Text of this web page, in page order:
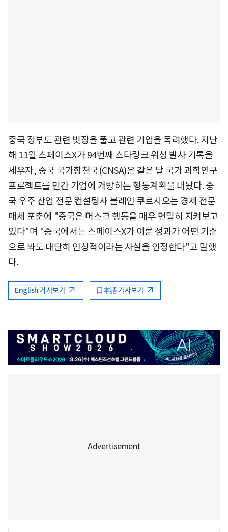
중국 정부도 관련 빗장을 풀고 관련 기업을 독려했다. 지난
해 11월 스페이스X가 94번째 스타링크 위성 발사 기록을
세우자, 중국 국가항천국(CNSA)은 같은 달 국가 과학연구
프로젝트를 민간 기업에 개방하는 행동계획을 내놨다. 중
국 우주 산업 전문 컨설팅사 블레인 쿠르시오는 경제 전문
매체 포춘에 "중국은 머스크 행동을 매우 면밀히 지켜보고
있다"며 "중국에서는 스페이스X가 이룬 성과가 어떤 기준
으로 봐도 대단히 인상적이라는 사실을 인정한다"고 말했
다.
English 기사보기 日本語 기사보기